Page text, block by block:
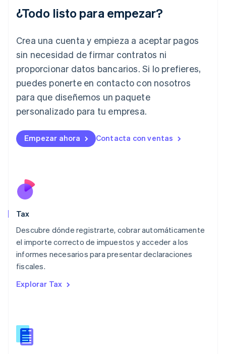
¿Todo listo para empezar?
Crea una cuenta y empieza a aceptar pagos
sin necesidad de firmar contratos ni
proporcionar datos bancarios. Si lo prefieres,
puedes ponerte en contacto con nosotros
para que diseñemos un paquete
personalizado para tu empresa.
Empezar ahora Contacta con ventas
Tax
Descubre dónde registrarte, cobrar automáticamente
el importe correcto de impuestos y acceder a los
informes necesarios para presentar declaraciones
fiscales.
Explorar Tax
Hungría
English
Irlanda
Italia
ItalianoEnglish
Japón
English
Letonia
Liechtenstein
DeutschEnglish
Français
Malasia
English
México
Español
Noruega
English
Nueva Zelandia
English
English
Portugal